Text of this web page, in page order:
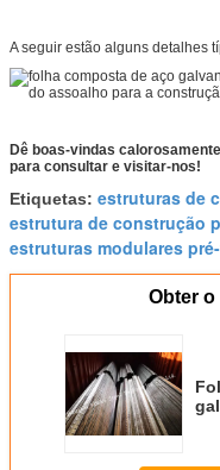
A seguir estão alguns detalhes
Dê boas-vindas
para consultar e visitar-nos!
Etiquetas: estruturas de
estrutura de construção
estruturas modulares
Obter